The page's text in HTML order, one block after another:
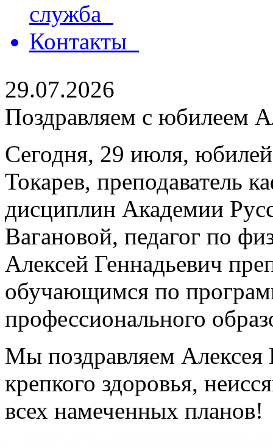
служба
Контакты
29.07.2026
Поздравляем с юбилеем
Сегодня, 29 июля,
Токарев, преподаватель
дисциплин Академии
Вагановой, педагог по
Алексей Геннадьевич
обучающимся по
профессионального
Мы поздравляем Алексея
крепкого здоровья,
всех намеченных планов!